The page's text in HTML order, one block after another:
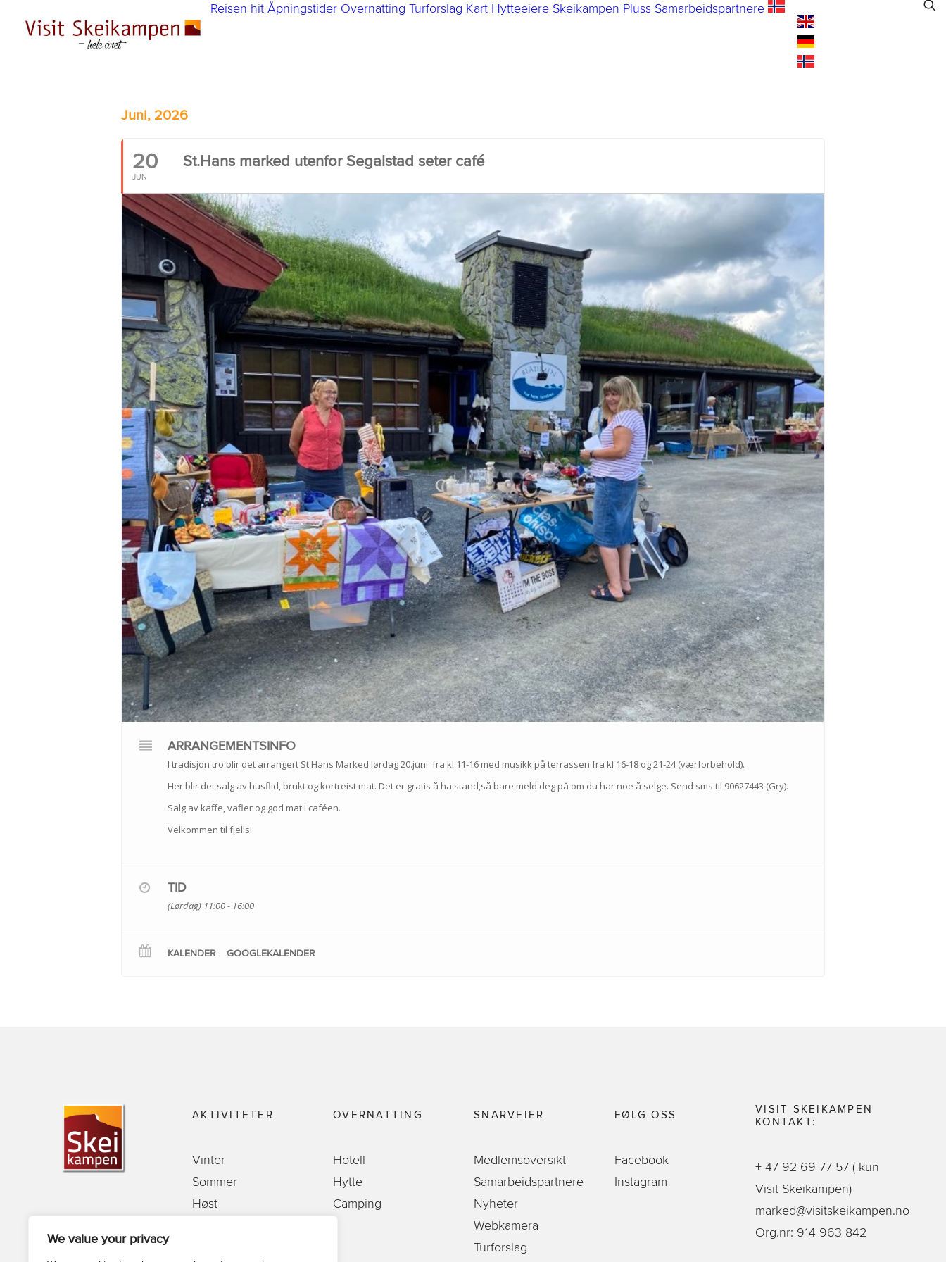
We value your privacy
Reisen hit Åpningstider Overnatting Turforslag Kart Hytteeiere Skeikampen Pluss Samarbeidspartnere
Juni, 2026
20
JUN
St.Hans marked utenfor Segalstad seter café
ARRANGEMENTSINFO
I tradisjon tro blir det arrangert St.Hans Marked lørdag 20.juni fra kl 11-16 med musikk på terrassen fra kl 16-18 og 21-24 (værforbehold).
Her blir det salg av husflid, brukt og kortreist mat. Det er gratis å ha stand,så bare meld deg på om du har noe å selge. Send sms til 90627443 (Gry).
Salg av kaffe, vafler og god mat i caféen.
Velkommen til fjells!
TID
(Lørdag) 11:00 - 16:00
KALENDER GOOGLEKALENDER
AKTIVITETER
Vinter
Sommer
Høst
OVERNATTING
Hotell
Hytte
Camping
SNARVEIER
Medlemsoversikt
Samarbeidspartnere
Nyheter
Webkamera
Turforslag
FØLG OSS
Facebook
Instagram
VISIT SKEIKAMPEN
KONTAKT:
+ 47 92 69 77 57 ( kun
Visit Skeikampen)
marked@visitskeikampen.no
Org.nr: 914 963 842